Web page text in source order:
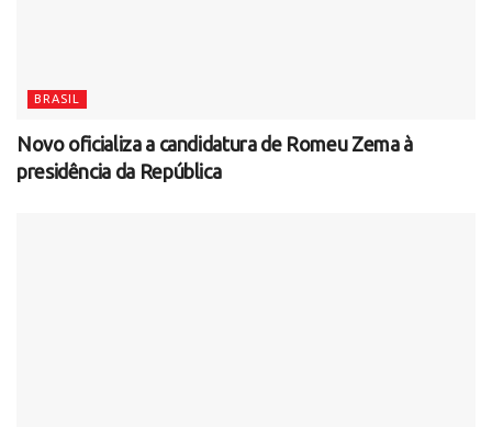
BRASIL
Novo oficializa a candidatura de Romeu Zema à
presidência da República